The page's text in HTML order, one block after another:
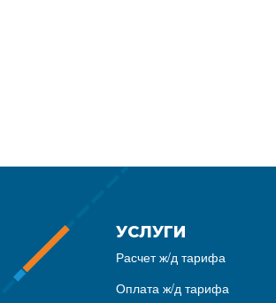
УСЛУГИ
Расчет ж/д тарифа
Оплата ж/д тарифа